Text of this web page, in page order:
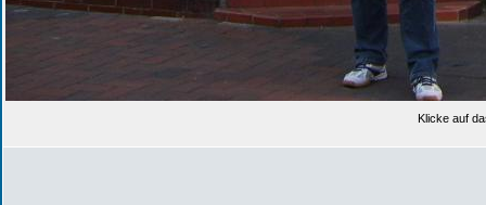
Klicke auf